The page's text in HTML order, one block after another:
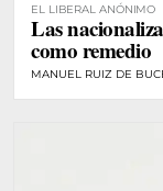
EL LIBERAL ANÓNIMO
Las
como remedio
MANUEL RUIZ DE